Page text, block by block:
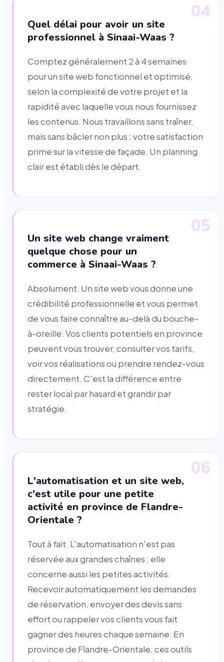
04
Quel délai pour avoir un site
professionnel à Sinaai-Waas ?
Comptez généralement 2 à 4 semaines
pour un site web fonctionnel et optimisé,
selon la complexité de votre projet et la
rapidité avec laquelle vous nous fournissez
les contenus. Nous travaillons sans traîner,
mais sans bâcler non plus : votre satisfaction
prime sur la vitesse de façade. Un planning
clair est établi dès le départ.
05
Un site web change vraiment
quelque chose pour un
commerce à Sinaai-Waas ?
Absolument. Un site web vous donne une
crédibilité professionnelle et vous permet
de vous faire connaître au-delà du bouche-
à-oreille. Vos clients potentiels en province
peuvent vous trouver, consulter vos tarifs,
voir vos réalisations ou prendre rendez-vous
directement. C'est la différence entre
rester local par hasard et grandir par
stratégie.
06
L'automatisation et un site web,
c'est utile pour une petite
activité en province de Flandre-
Orientale ?
Tout à fait. L'automatisation n'est pas
réservée aux grandes chaînes : elle
concerne aussi les petites activités.
Recevoir automatiquement les demandes
de réservation, envoyer des devis sans
effort ou rappeler vos clients vous fait
gagner des heures chaque semaine. En
province de Flandre-Orientale, ces outils